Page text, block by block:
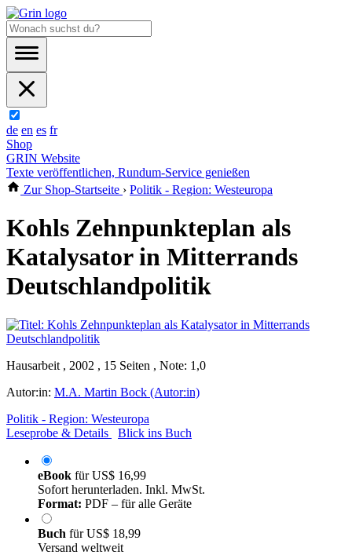
de en es fr
Shop
GRIN Website
Texte veröffentlichen, Rundum-Service genießen
Zur Shop-Startseite › Politik - Region: Westeuropa
Kohls Zehnpunkteplan als
Katalysator in Mitterrands
Deutschlandpolitik
Hausarbeit , 2002 , 15 Seiten , Note: 1,0
Autor:in: M.A. Martin Bock (Autor:in)
Politik - Region: Westeuropa
Leseprobe & Details
Blick ins Buch
eBook fürUS$ 16,99
Sofort herunterladen. Inkl. MwSt.
Format: PDF – für alle Geräte
Buch fürUS$ 18,99
Versand weltweit